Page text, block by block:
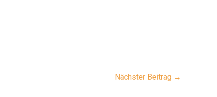
Nächster Beitrag →